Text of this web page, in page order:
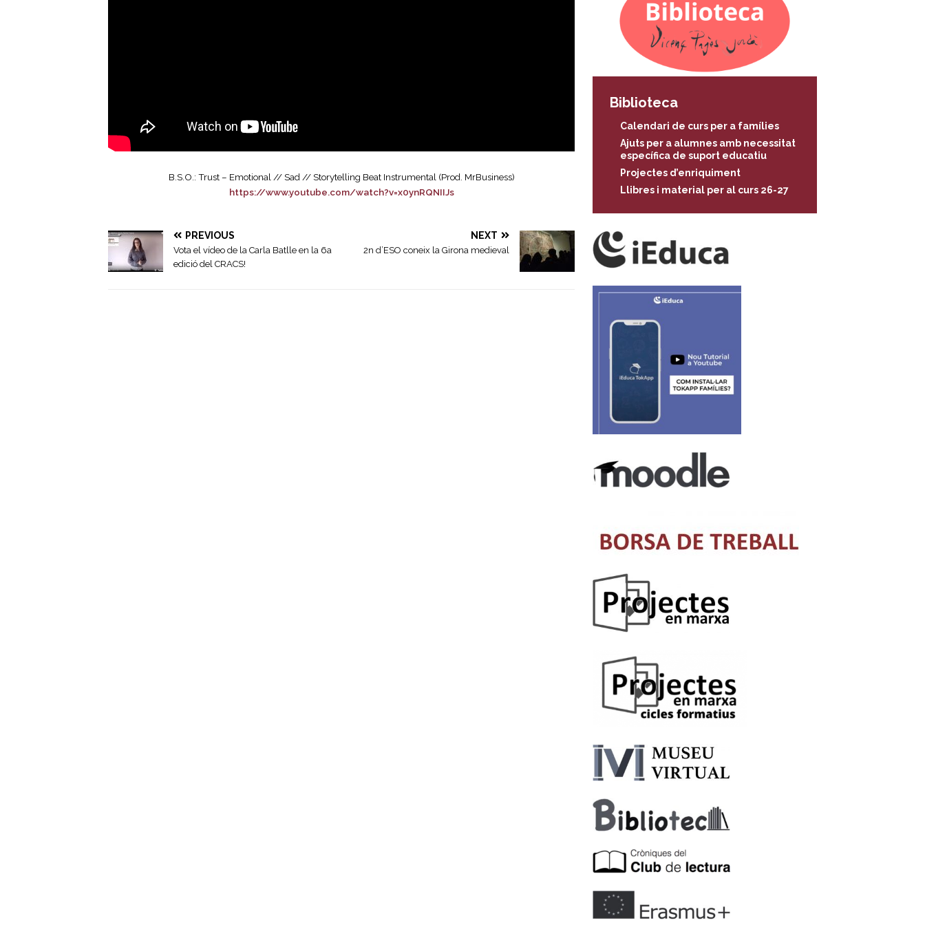
B.S.O.: Trust – Emotional // Sad // Storytelling Beat Instrumental (Prod. MrBusiness)
https://www.youtube.com/watch?v=x0ynRQNIIJs
PREVIOUS
Vota el vídeo de la Carla Batlle en la 6a
edició del CRACS!
NEXT
2n d’ESO coneix la Girona medieval
Biblioteca
Calendari de curs per a famílies
Ajuts per a alumnes amb necessitat
específica de suport educatiu
Projectes d’enriquiment
Llibres i material per al curs 26-27